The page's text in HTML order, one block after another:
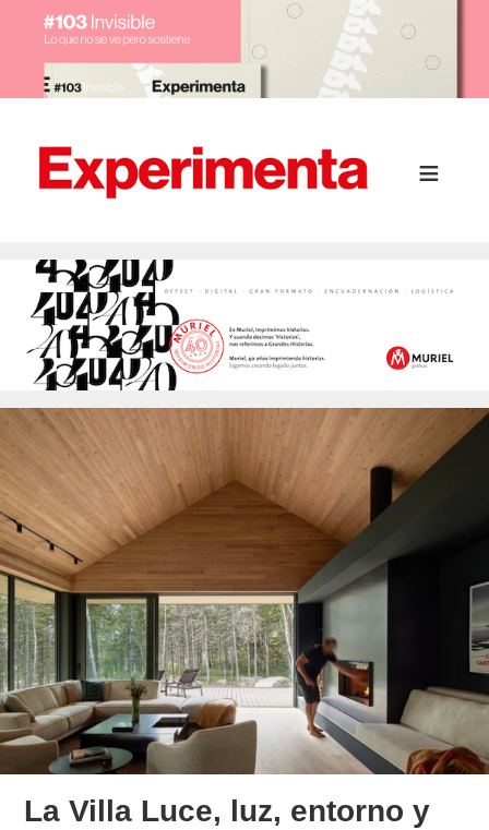
La Villa Luce, luz, entorno y